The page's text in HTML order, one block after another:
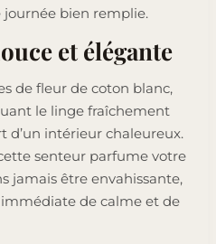
journée bien remplie.
et élégante
de fleur de coton blanc,
le linge fraîchement
d’un intérieur chaleureux.
senteur parfume votre
jamais être envahissante,
de calme et de